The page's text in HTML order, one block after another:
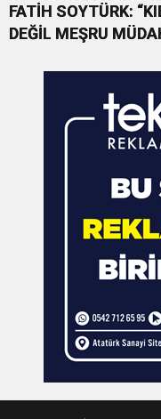
FATİH SOYTÜRK:
DEĞİL MEŞRU